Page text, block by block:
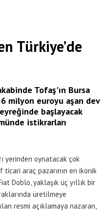
Türkiye’de
Tofaş'ın Bursa
milyon euroyu aşan dev
başlayacak
istikrarları
yerinden oynatacak çok
ticari araç pazarının en ikonik
Doblo, yaklaşık üç yıllık bir
üretilmeye
resmi açıklamaya nazaran,